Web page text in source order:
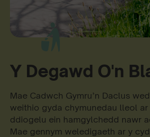
Y Degawd O'n
Mae Cadwch Gymru’n Daclus
weithio gyda chymunedau lleol ar
ddiogelu ein hamgylchedd nawr
Mae gennym weledigaeth ar y